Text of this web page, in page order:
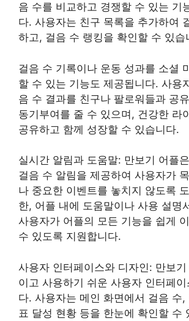
음 수를 비교하고 경쟁할 수 있는 기
다. 사용자는 친구 목록을 추가하여
하고, 걸음 수 랭킹을 확인할 수 있습
걸음 수 기록이나 운동 성과를 소셜
할 수 있는 기능도 제공됩니다. 사용
음 수 결과를 친구나 팔로워들과 공
동기부여를 줄 수 있으며, 건강한 라
공유하고 함께 성장할 수 있습니다.
실시간 알림과 도움말: 만보기 어플
걸음 수 알림을 제공하여 사용자가
나 중요한 이벤트를 놓치지 않도록
한, 어플 내에 도움말이나 사용 설명
사용자가 어플의 모든 기능을 쉽게
수 있도록 지원합니다.
사용자 인터페이스와 디자인: 만보
이고 사용하기 쉬운 사용자 인터페
다. 사용자는 메인 화면에서 걸음 수,
표 달성 현황 등을 한눈에 확인할 수